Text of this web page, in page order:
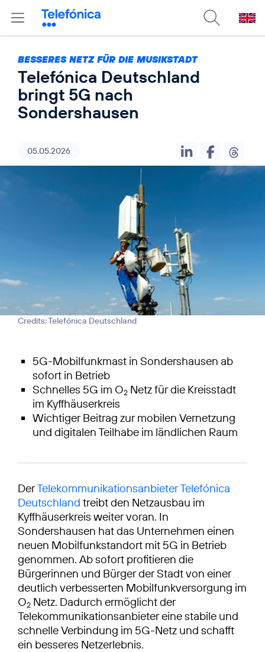
BESSERES NETZ FÜR DIE MUSIKSTADT
Telefónica Deutschland
bringt 5G nach
Sondershausen
05.05.2026
Credits: Telefónica Deutschland
5G-Mobilfunkmast in Sondershausen ab
sofort in Betrieb
Schnelles 5G im O2 Netz für die Kreisstadt
im Kyffhäuserkreis
Wichtiger Beitrag zur mobilen Vernetzung
und digitalen Teilhabe im ländlichen Raum
DerTelekommunikationsanbieter Telefónica
Deutschland treibt den Netzausbau im
Kyffhäuserkreis weiter voran. In
Sondershausen hat das Unternehmen einen
neuen Mobilfunkstandort mit 5G in Betrieb
genommen. Ab sofort profitieren die
Bürgerinnen und Bürger der Stadt von einer
deutlich verbesserten Mobilfunkversorgung im
O2 Netz. Dadurch ermöglicht der
Telekommunikationsanbieter eine stabile und
schnelle Verbindung im 5G-Netz und schafft
ein besseres Netzerlebnis.